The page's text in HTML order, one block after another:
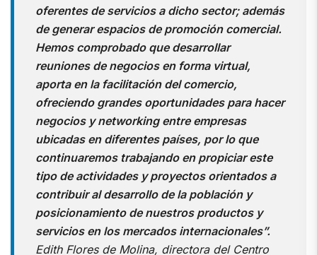
oferentes de servicios a dicho sector; además
de generar espacios de promoción comercial.
Hemos comprobado que desarrollar
reuniones de negocios en forma virtual,
aporta en la facilitación del comercio,
ofreciendo grandes oportunidades para hacer
negocios y networking entre empresas
ubicadas en diferentes países, por lo que
continuaremos trabajando en propiciar este
tipo de actividades y proyectos orientados a
contribuir al desarrollo de la población y
posicionamiento de nuestros productos y
servicios en los mercados internacionales”.
Edith Flores de Molina, directora del Centro